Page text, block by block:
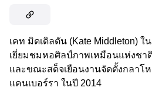
เคท มิดเดิลตัน (Kate Middleton)
เยี่ยมชมหอศิลป์ภาพเหมือนแห่งชา
และขณะสด็จเยือนงานจัดตั้งกลาโ
แคนเบอร์รา ในปี 2014